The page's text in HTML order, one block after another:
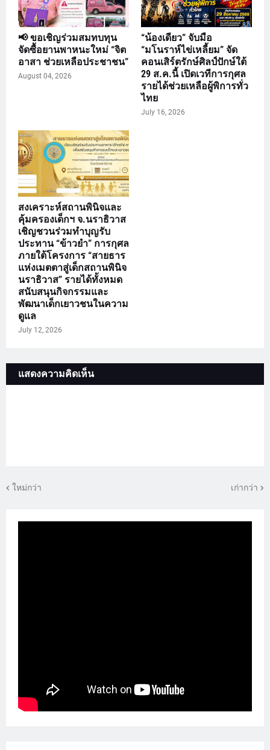
📢 ขอเชิญร่วมสมทบทุน
จัดซื้อยานพาหนะใหม่ “จิต
อาสา ช่วยเหลือประชาชน”
August 04, 2026
“น้องเดียว” จับมือ
“มโนราห์ไข่เหลี้ยม” จัด
คอนเสิร์ตรักษ์ศิลป์ปักษ์ใต้
29 ส.ค.นี้ เปิดเวทีการกุศล
รายได้ช่วยเหลือผู้พิการทั่ว
ไทย
July 16, 2026
สงเคราะห์สถานพินิจและ
คุ้มครองเด็กฯ จ.นราธิวาส
เชิญชวนร่วมทำบุญรับ
ประทาน “ข้าวยำ” การกุศล
ภายใต้โครงการ “สายธาร
แห่งเมตตาสู่เด็กสถานพินิจ
นราธิวาส” รายได้ทั้งหมด
สนับสนุนกิจกรรมและ
พัฒนาเด็กเยาวชนในความ
ดูแล
July 12, 2026
แสดงความคิดเห็น
ใหม่กว่า เก่ากว่า